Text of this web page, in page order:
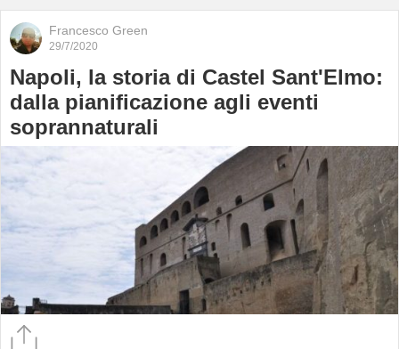
Francesco Green
29/7/2020
Napoli, la storia di Castel Sant'Elmo:
dalla pianificazione agli eventi
soprannaturali